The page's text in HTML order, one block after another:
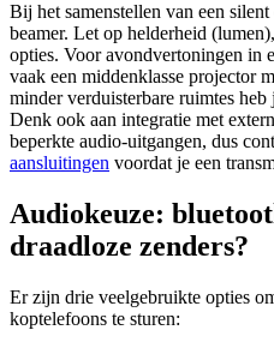
Bij het samenstellen van een
beamer. Let op helderheid
opties. Voor avondvertoningen in
vaak een middenklasse projector
minder verduisterbare ruimtes
Denk ook aan integratie met
beperkte audio-uitgangen, dus
aansluitingen voordat je een
Audiokeuze:
draadloze zenders?
Er zijn drie veelgebruikte opties
koptelefoons te sturen: